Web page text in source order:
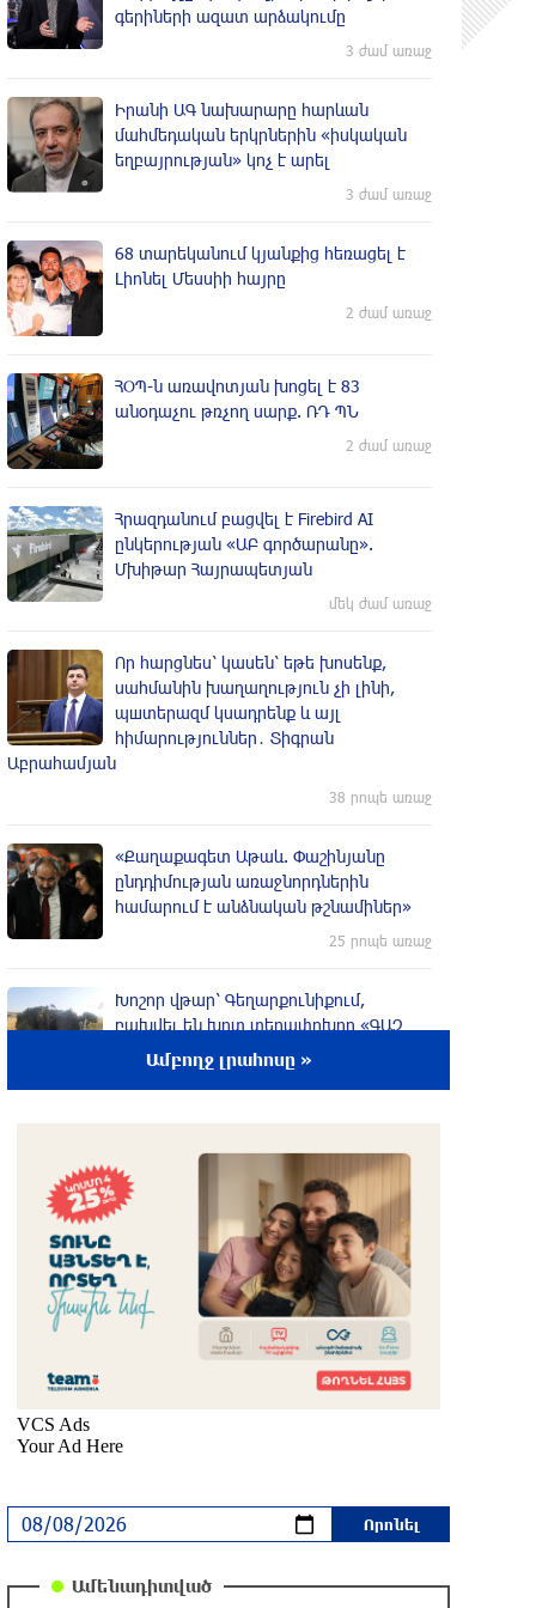
գերիների ազատ արձակումը
3 ժամ առաջ
Իրանի ԱԳ նախարարը հարևան
մահմեդական երկրներին «իսկական
եղբայրության» կոչ է արել
3 ժամ առաջ
68 տարեկանում կյանքից հեռացել է
Լիոնել Մեսսիի հայրը
2 ժամ առաջ
ՀՕՊ-ն առավոտյան խnցել է 83
անօդաչու թռչող սարք. ՌԴ ՊՆ
2 ժամ առաջ
Հրազդանում բացվել է Firebird AI
ընկերության «ԱԲ գործարանը».
Մխիթար Հայրապետյան
մեկ ժամ առաջ
Որ հարցնես՝ կասեն՝ եթե խոսենք,
սահմանին խաղաղություն չի լինի,
պшտերազմ կuադրենք և այլ
հիմարnւթյուններ․ Տիգրան
Աբրահամյան
38 րոպե առաջ
«Քաղաքագետ Աթաև. Փաշինյանը
ընդդիմության առաջնորդներին
համարում է անձնական թշնամիներ»
25 րոպե առաջ
Խոշոր վթար՝ Գեղարքունիքում,
բախվել են խոտ տեղափոխող «ԳԱԶ
53» և «Opel»․ Shamshyan
հեռախոսազրույց են ունեցել
28 րոպե առաջ
Ռուսաստանից Ադրբեջանի տարածքով
Հայաստան է ուղարկվել 15 վագոն
ցորեն և 10 վագոն քարածուխ
մեկ ժամ առաջ
դուրս գալը ԵԱՏՄ-ից չի կարող
մեկ ժամ առաջ
անկում
Ամբողջ լրահոսը »
Ամենադիտված